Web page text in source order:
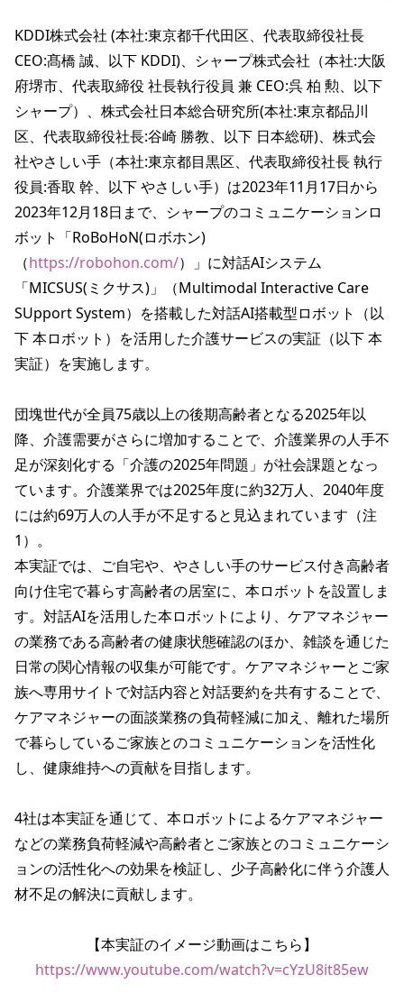
KDDI株式会社 (本社:東京都千代田区、代表取締役社長
CEO:髙橋 誠、以下 KDDI)、シャープ株式会社（本社:大阪
府堺市、代表取締役 社長執行役員 兼 CEO:呉 柏 勲、以下
シャープ）、株式会社日本総合研究所(本社:東京都品川
区、代表取締役社長:谷崎 勝教、以下 日本総研)、株式会
社やさしい手（本社:東京都目黒区、代表取締役社長 執行
役員:香取 幹、以下 やさしい手）は2023年11月17日から
2023年12月18日まで、シャープのコミュニケーションロ
ボット「RoBoHoN(ロボホン)
（https://robohon.com/）」に対話AIシステム
「MICSUS(ミクサス)」（Multimodal Interactive Care
SUpport System）を搭載した対話AI搭載型ロボット（以
下 本ロボット）を活用した介護サービスの実証（以下 本
実証）を実施します。
団塊世代が全員75歳以上の後期高齢者となる2025年以
降、介護需要がさらに増加することで、介護業界の人手不
足が深刻化する「介護の2025年問題」が社会課題となっ
ています。介護業界では2025年度に約32万人、2040年度
には約69万人の人手が不足すると見込まれています（注
1）。
本実証では、ご自宅や、やさしい手のサービス付き高齢者
向け住宅で暮らす高齢者の居室に、本ロボットを設置しま
す。対話AIを活用した本ロボットにより、ケアマネジャー
の業務である高齢者の健康状態確認のほか、雑談を通じた
日常の関心情報の収集が可能です。ケアマネジャーとご家
族へ専用サイトで対話内容と対話要約を共有することで、
ケアマネジャーの面談業務の負荷軽減に加え、離れた場所
で暮らしているご家族とのコミュニケーションを活性化
し、健康維持への貢献を目指します。
4社は本実証を通じて、本ロボットによるケアマネジャー
などの業務負荷軽減や高齢者とご家族とのコミュニケーシ
ョンの活性化への効果を検証し、少子高齢化に伴う介護人
材不足の解決に貢献します。
【本実証のイメージ動画はこちら】
https://www.youtube.com/watch?v=cYzU8it85ew